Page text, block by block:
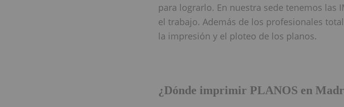
para lograrlo. En nuestra sede tenemos las
el trabajo. Además de los profesionales
la impresión y el ploteo de los planos.
¿Dónde imprimir PLANOS en